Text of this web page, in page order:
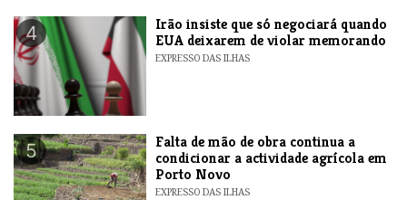
4
​Irão insiste que só negociará quando
EUA deixarem de violar memorando
EXPRESSO DAS ILHAS
5
Falta de mão de obra continua a
condicionar a actividade agrícola em
Porto Novo
EXPRESSO DAS ILHAS